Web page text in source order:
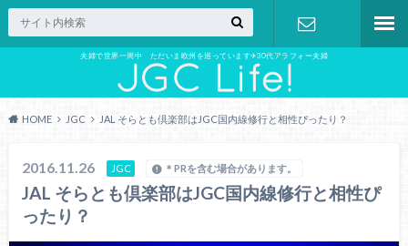
夫婦で世界一周中 ただいま欧州を巡っています✈︎30代アラフォー夫婦
お問い合わ
せ
HOME JGC JAL そらとも倶楽部はJGC国内線修行と相性ぴったり？
2016.11.26 JGC ＊PRを含む場合があります。
JAL そらとも倶楽部はJGC国内線修行と相性ぴ
ったり？